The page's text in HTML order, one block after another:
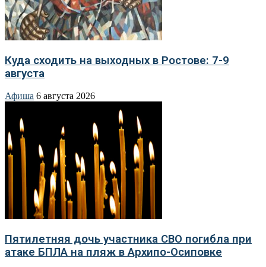
Куда сходить на выходных в Ростове: 7-9
августа
Афиша 6 августа 2026
Пятилетняя дочь участника СВО погибла при
атаке БПЛА на пляж в Архипо-Осиповке